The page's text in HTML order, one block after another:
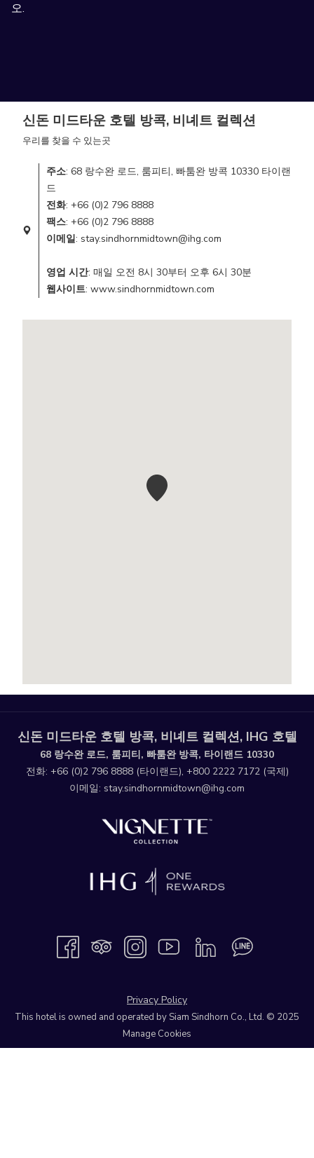
오.
신돈 미드타운 호텔 방콕, 비녜트 컬렉션
우리를 찾을 수 있는곳
주소: 68 랑수완 로드, 룸피티, 빠툼완 방콕 10330 타이랜
드
전화: +66 (0)2 796 8888
팩스: +66 (0)2 796 8888
이메일: stay.sindhornmidtown@ihg.com
영업 시간: 매일 오전 8시 30부터 오후 6시 30분
웹사이트: www.sindhornmidtown.com
신돈 미드타운 호텔 방콕, 비녜트 컬렉션, IHG 호텔
68 랑수완 로드, 룸피티, 빠툼완 방콕, 타이랜드 10330
전화: +66 (0)2 796 8888(타이랜드), +800 2222 7172(국제)
이메일: stay.sindhornmidtown@ihg.com
Privacy Policy
This hotel is owned and operated by Siam Sindhorn Co., Ltd. © 2025
Manage Cookies